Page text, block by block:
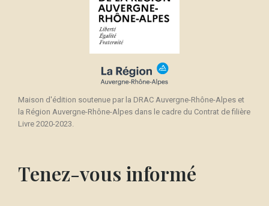
Maison d'édition soutenue par la DRAC Auvergne-Rhône-Alpes et
la Région Auvergne-Rhône-Alpes dans le cadre du Contrat de filière
Livre 2020-2023.
Tenez-vous informé